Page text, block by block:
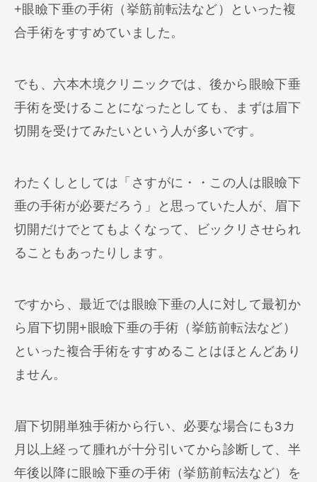
+眼瞼下垂の手術（挙筋前転法など）といった複
合手術をすすめていました。
でも、六本木境クリニックでは、後から眼瞼下垂
手術を受けることになったとしても、まずは眉下
切開を受けてみたいという人が多いです。
わたくしとしては「さすがに・・この人は眼瞼下
垂の手術が必要だろう」と思っていた人が、眉下
切開だけでとてもよくなって、ビックリさせられ
ることもあったりします。
ですから、最近では眼瞼下垂の人に対して最初か
ら眉下切開+眼瞼下垂の手術（挙筋前転法など）
といった複合手術をすすめることはほとんどあり
ません。
眉下切開単独手術から行い、必要な場合にも3カ
月以上経って腫れが十分引いてから診断して、半
年後以降に眼瞼下垂の手術（挙筋前転法など）を